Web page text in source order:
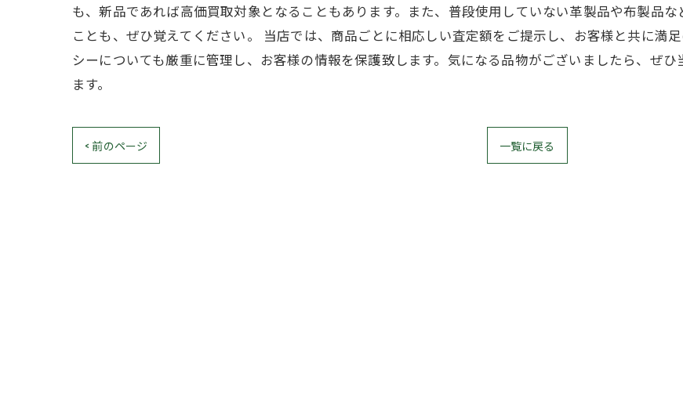
も、新品であれば高価買取対象となることもあります。また、普段使用していない革製品や布製品
ことも、ぜひ覚えてください。 当店では、商品ごとに相応しい査定額をご提示し、お客様と共に満
シーについても厳重に管理し、お客様の情報を保護致します。気になる品物がございましたら、ぜ
ます。
< 前のページ 一覧に戻る